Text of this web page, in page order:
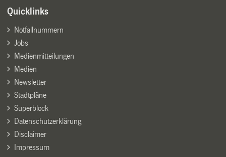
Quicklinks
Notfallnummern
Jobs
Medienmitteilungen
Medien
Newsletter
Stadtpläne
Superblock
Datenschutzerklärung
Disclaimer
Impressum